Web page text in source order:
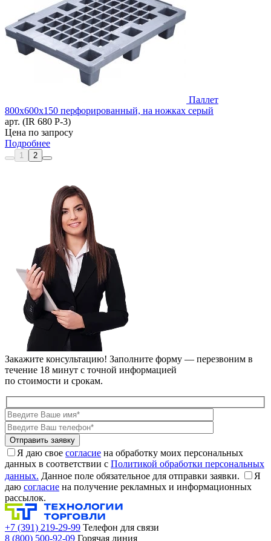
Паллет
800х600х150 перфорированный, на ножках серый
арт. (IR 680 P-3)
Цена по запросу
Подробнее
1 2
Закажите консультацию! Заполните форму — перезвоним в
течение 18 минут с точной информацией
по стоимости и срокам.
Я даю свое согласие на обработку моих персональных
данных в соответствии с Политикой обработки персональных
данных. Данное поле обязательное для отправки заявки.
Я
даю согласие на получение рекламных и информационных
рассылок.
+7 (391) 219-29-99 Телефон для связи
8 (800) 500-92-09 Горячая линия